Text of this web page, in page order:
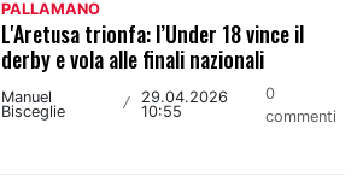
PALLAMANO
L'Aretusa trionfa: l’Under 18 vince il
derby e vola alle finali nazionali
Manuel
Bisceglie
/
29.04.2026
10:55
0
commenti